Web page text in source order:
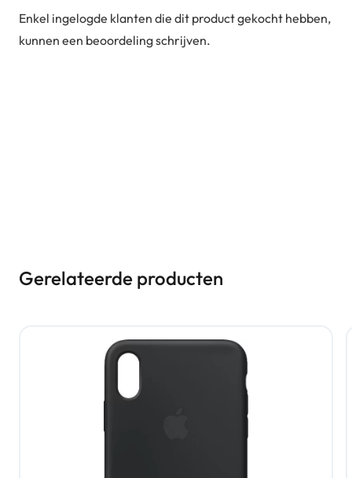
Enkel ingelogde klanten die dit product gekocht hebben,
kunnen een beoordeling schrijven.
Gerelateerde producten